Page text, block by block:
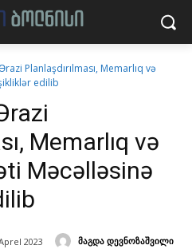
Planlaşdırılması, Memarlıq və
edilib
Memarlıq və
Məcəlləsinə
მაგდა დევნოზაშვილი
2023